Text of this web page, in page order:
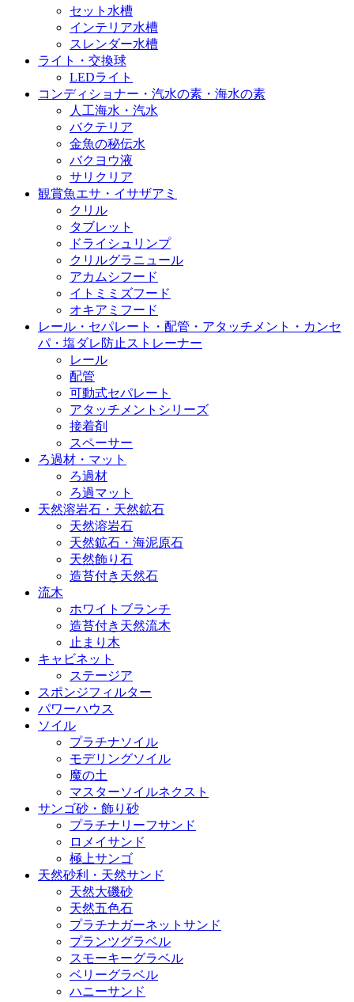
セット水槽
インテリア水槽
スレンダー水槽
ライト・交換球
LEDライト
コンディショナー・汽水の素・海水の素
人工海水・汽水
バクテリア
金魚の秘伝水
バクヨウ液
サリクリア
観賞魚エサ・イサザアミ
クリル
タブレット
ドライシュリンプ
クリルグラニュール
アカムシフード
イトミミズフード
オキアミフード
レール・セパレート・配管・アタッチメント・カンセ
パ・塩ダレ防止ストレーナー
レール
配管
可動式セパレート
アタッチメントシリーズ
接着剤
スペーサー
ろ過材・マット
ろ過材
ろ過マット
天然溶岩石・天然鉱石
天然溶岩石
天然鉱石・海泥原石
天然飾り石
造苔付き天然石
流木
ホワイトブランチ
造苔付き天然流木
止まり木
キャビネット
ステージア
スポンジフィルター
パワーハウス
ソイル
プラチナソイル
モデリングソイル
魔の土
マスターソイルネクスト
サンゴ砂・飾り砂
プラチナリーフサンド
ロメイサンド
極上サンゴ
天然砂利・天然サンド
天然大磯砂
天然五色石
プラチナガーネットサンド
プランツグラベル
スモーキーグラベル
ベリーグラベル
ハニーサンド